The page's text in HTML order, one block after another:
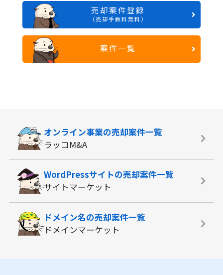
売却案件登録
（売却手数料無料）
案件一覧
オンライン事業の売却案件一覧
ラッコM&A
WordPressサイトの売却案件一覧
サイトマーケット
ドメイン名の売却案件一覧
ドメインマーケット